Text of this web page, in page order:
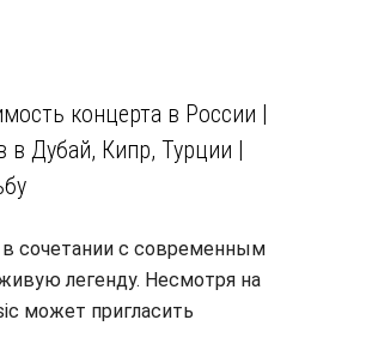
концерта в России |
в Дубай, Кипр, Турции |
сочетании с современным
легенду. Несмотря на
может пригласить